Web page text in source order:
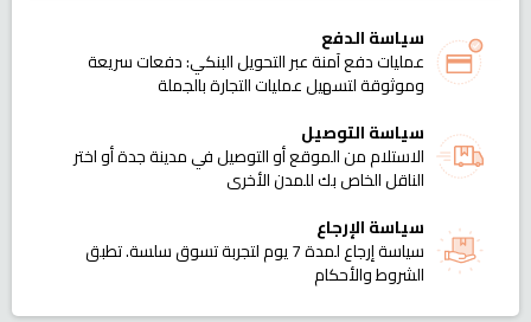
سياسة الدفع
عمليات دفع آمنة عبر التحويل البنكي: دفعات سريعة
وموثوقة لتسهيل عمليات التجارة بالجملة
سياسة التوصيل
الاستلام من الموقع أو التوصيل في مدينة جدة أو اختر
الناقل الخاص بك للمدن الأخرى
سياسة الإرجاع
سياسة إرجاع لمدة 7 يوم لتجربة تسوق سلسة. تطبق
الشروط والأحكام